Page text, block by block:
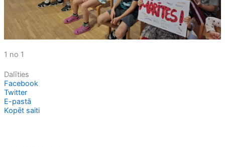
1 no 1
Dalīties
Facebook
Twitter
E-pastā
Kopēt saiti